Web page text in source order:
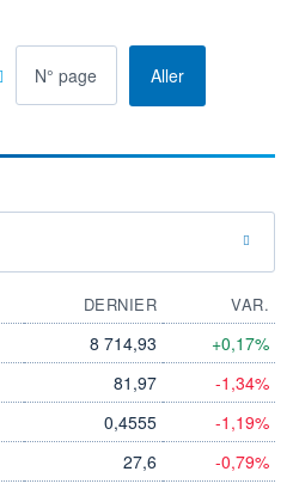
Allerà la page
DERNIER
VAR.
8 714,93 +0,17%
81,97 -1,34%
0,4555 -1,19%
27,6 -0,79%